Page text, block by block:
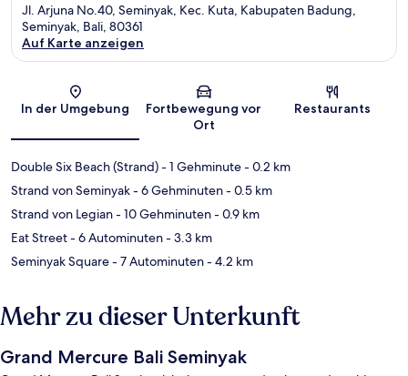
Jl. Arjuna No.40, Seminyak, Kec. Kuta, Kabupaten Badung,
Seminyak, Bali, 80361
Auf Karte anzeigen
In der Umgebung
Fortbewegung vor
Ort
Restaurants
Double Six Beach (Strand)- 1 Gehminute- 0.2 km
Strand von Seminyak- 6 Gehminuten- 0.5 km
Strand von Legian- 10 Gehminuten- 0.9 km
Eat Street- 6 Autominuten- 3.3 km
Seminyak Square- 7 Autominuten- 4.2 km
Mehr zu dieser Unterkunft
Grand Mercure Bali Seminyak